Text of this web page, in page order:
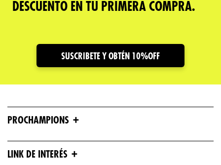
DESCUENTO EN TU PRIMERA COMPRA.
SUSCRIBETE Y OBTÉN 10%OFF
PROCHAMPIONS +
LINK DE INTERÉS +